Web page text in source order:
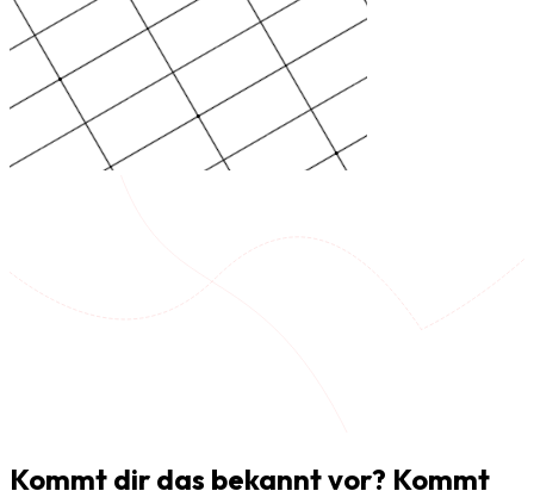
Kommt dir das bekannt vor? Kommt